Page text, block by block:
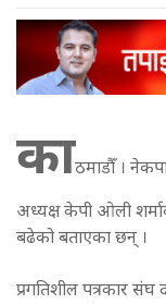
काठमाडौँ ।
अध्यक्ष केपी ओली
बढेको बताएका छन् ।
प्रगतिशील पत्रकार